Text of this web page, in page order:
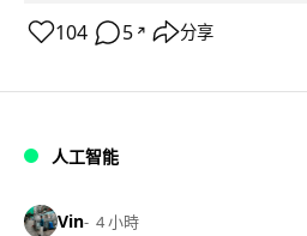
104 5 ↗ 分享
人工智能
Vin 4 小時